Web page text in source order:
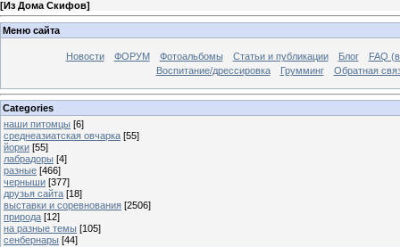
[Из Дома Скифов]
Меню сайта
Новости ФОРУМ Фотоальбомы Статьи и публикации Блог
FAQ
Воспитание/дрессировка
Грумминг Обратная
Categories
наши питомцы [6]
среднеазиатская овчарка [55]
йорки [55]
лабрадоры [4]
разные [466]
черныши [377]
друзья сайта [18]
выставки и соревнования [2506]
природа [12]
на разные темы [105]
сенбернары [44]